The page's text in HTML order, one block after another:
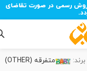
رسمی در صورت تقاضای
برند: متفرقه (OTHER)